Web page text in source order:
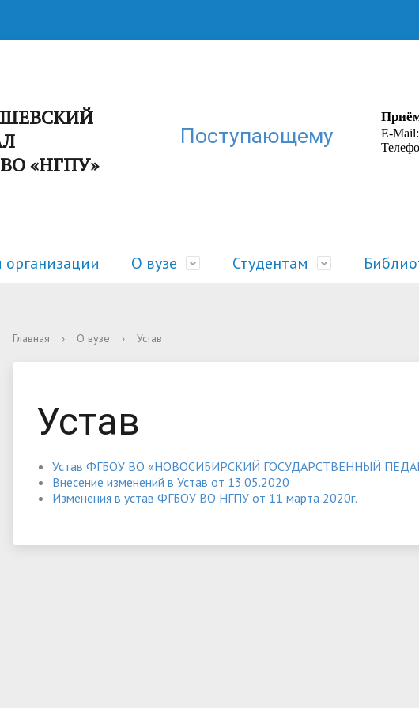
«НГПУ»
Поступающему E-Mail:
организации О вузе
Структура
Видеогалерея
Студентам
Научная жизнь
осуществления
деятельности КФ НГПУ
Главная › О вузе › Устав
Устав
Устав ФГБОУ ВО «НОВОСИБИРСКИЙ ГОСУДАРСТВЕННЫЙ
Внесение изменений в Устав от 13.05.2020
Изменения в устав ФГБОУ ВО НГПУ от 11 марта 2020г.